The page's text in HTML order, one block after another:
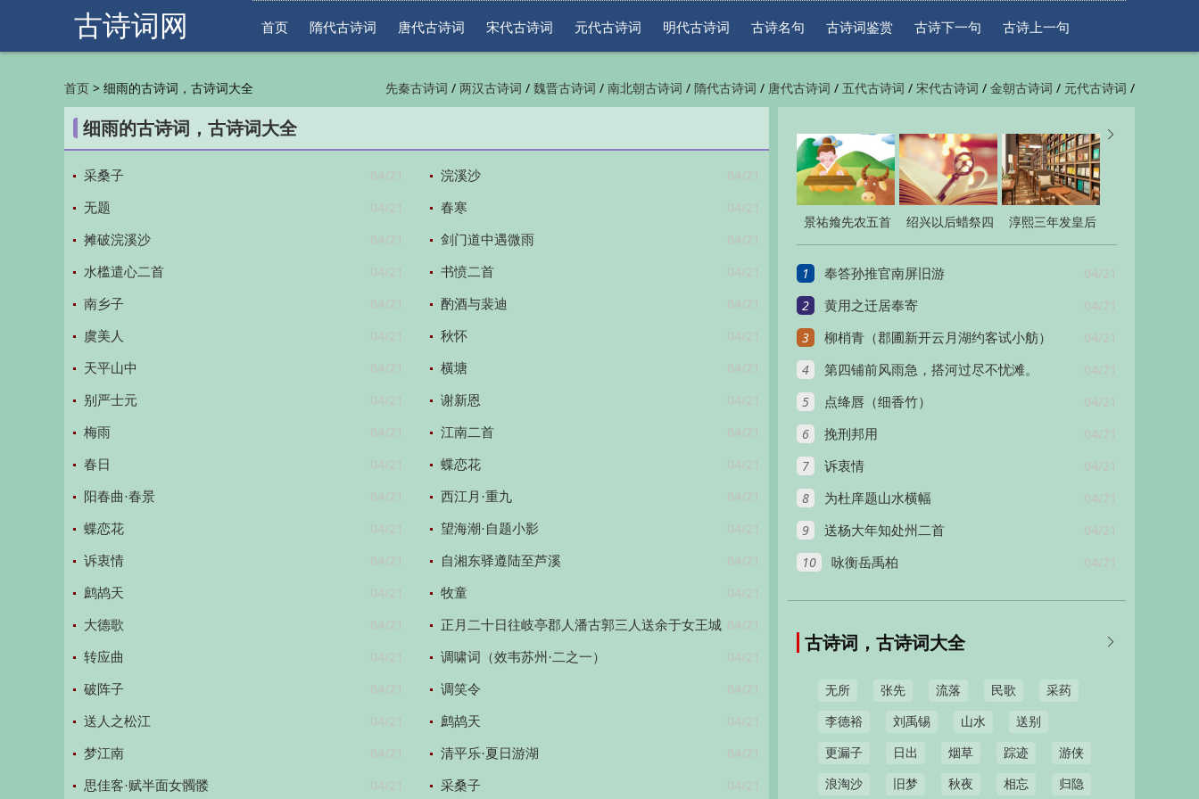
古诗词网 首页 隋代古诗词 唐代古诗词 宋代古诗词 元代古诗词 明代古诗词 古诗名句 古诗词鉴赏 古诗下一句 古诗上一句
先秦古诗词 / 两汉古诗词 / 魏晋古诗词 / 南北朝古诗词 / 隋代古诗词 / 唐代古诗词 / 五代古诗词 / 宋代古诗词 / 金朝古诗词 / 元代古诗词 /
明代古诗词/清代古诗词/近现代古诗词/古诗名句/古诗词鉴赏/古诗下一句/古诗上一句/
首页 > 细雨的古诗词，古诗词大全
细雨的古诗词，古诗词大全
04/21
采桑子 04/21
浣溪沙
04/21
无题 04/21
春寒
04/21
摊破浣溪沙 04/21
剑门道中遇微雨
04/21
水槛遣心二首 04/21
书愤二首
04/21
南乡子 04/21
酌酒与裴迪
04/21
虞美人 04/21
秋怀
04/21
天平山中 04/21
横塘
04/21
别严士元 04/21
谢新恩
04/21
梅雨 04/21
江南二首
04/21
春日 04/21
蝶恋花
04/21
阳春曲·春景 04/21
西江月·重九
04/21
蝶恋花 04/21
望海潮·自题小影
04/21
诉衷情 04/21
自湘东驿遵陆至芦溪
04/21
鹧鸪天 04/21
牧童
04/21
大德歌 04/21
正月二十日往岐亭郡人潘古郭三人送余于女王城
东禅庄院
04/21
转应曲 04/21
调啸词（效韦苏州·二之一）
04/21
破阵子 04/21
调笑令
04/21
送人之松江 04/21
鹧鸪天
04/21
梦江南 04/21
清平乐·夏日游湖
04/21
思佳客·赋半面女髑髅 04/21
采桑子

景祐飨先农五首
绍兴以后蜡祭四
十二首
淳熙三年发皇后
册宝十三首
1 04/21
奉答孙推官南屏旧游
2 04/21
黄用之迁居奉寄
3 04/21
柳梢青（郡圃新开云月湖约客试小舫）
4 04/21
第四铺前风雨急，搭河过尽不忧滩。
5 04/21
点绛唇（细香竹）
6 04/21
挽刑邦用
7 04/21
诉衷情
8 04/21
为杜庠题山水横幅
9 04/21
送杨大年知处州二首
10 04/21
咏衡岳禹柏

古诗词，古诗词大全
无所 张先 流落 民歌 采药
李德裕 刘禹锡 山水 送别
更漏子 日出 烟草 踪迹 游侠
浪淘沙 旧梦 秋夜 相忘 归隐